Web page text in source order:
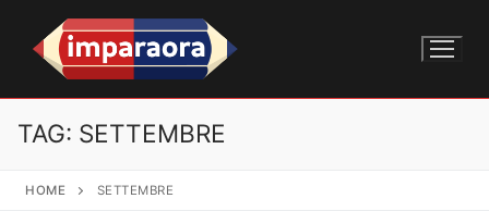
TAG: SETTEMBRE
HOME SETTEMBRE